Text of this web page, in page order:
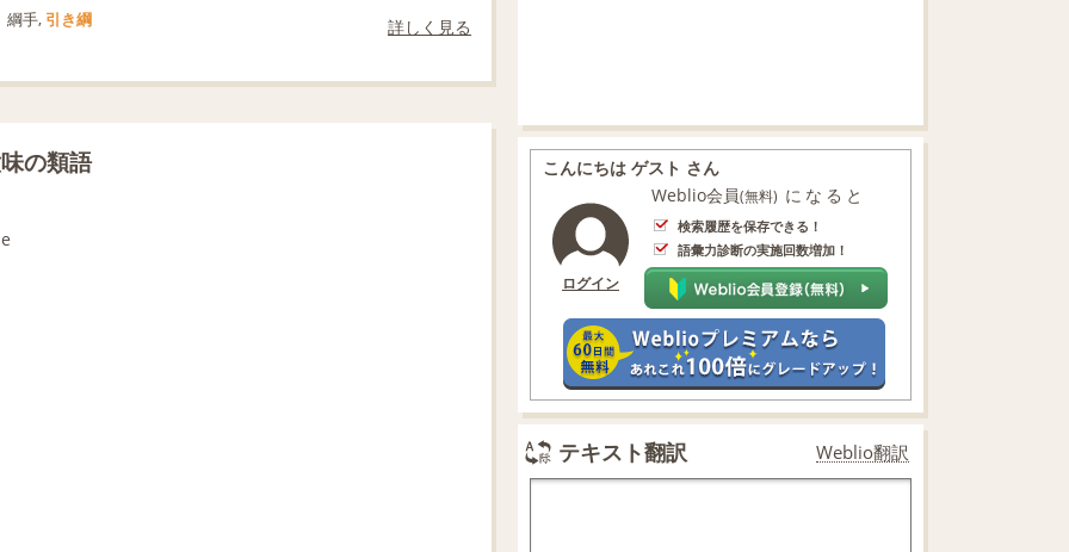
綱手, 引き綱 詳しく見る
の類語 こんにちは ゲスト さん
ログイン
Weblio会員(無料) になると
検索履歴を保存できる！
語彙力診断の実施回数増加！
テキスト翻訳 Weblio翻訳